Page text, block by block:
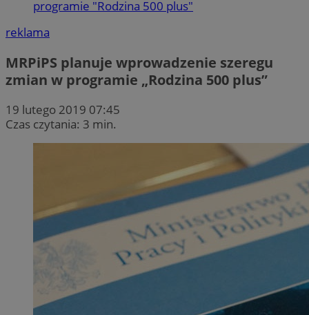
programie "Rodzina 500 plus"
reklama
MRPiPS planuje wprowadzenie szeregu
zmian w programie „Rodzina 500 plus”
19 lutego 2019 07:45
Czas czytania: 3 min.